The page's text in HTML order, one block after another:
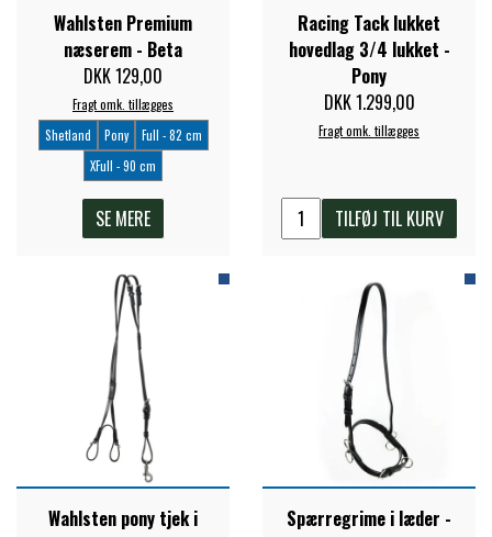
Wahlsten Premium
næserem - Beta
DKK 129,00
Fragt omk. tillægges
Shetland
Pony
Full - 82 cm
XFull - 90 cm
SE MERE
Racing Tack lukket
hovedlag 3/4 lukket -
Pony
DKK 1.299,00
Fragt omk. tillægges
TILFØJ TIL KURV
Wahlsten pony tjek i
Spærregrime i læder -